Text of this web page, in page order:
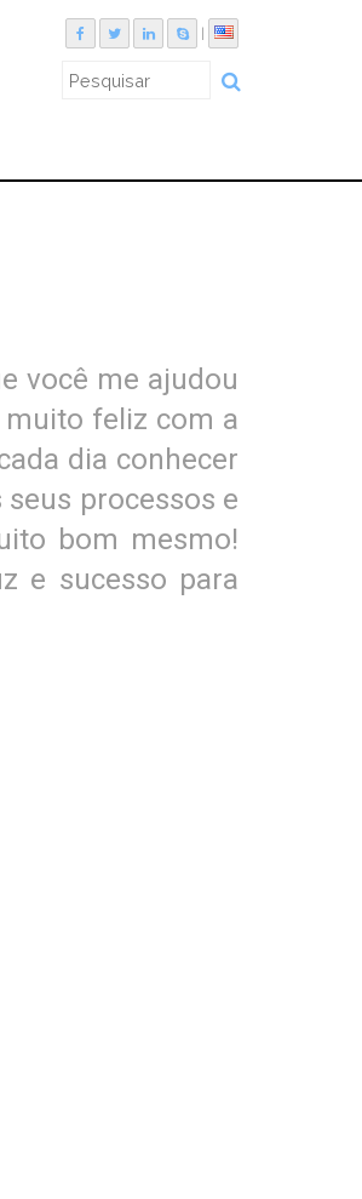
você me ajudou
muito feliz com a
dia conhecer
processos e
bom mesmo!
e sucesso para